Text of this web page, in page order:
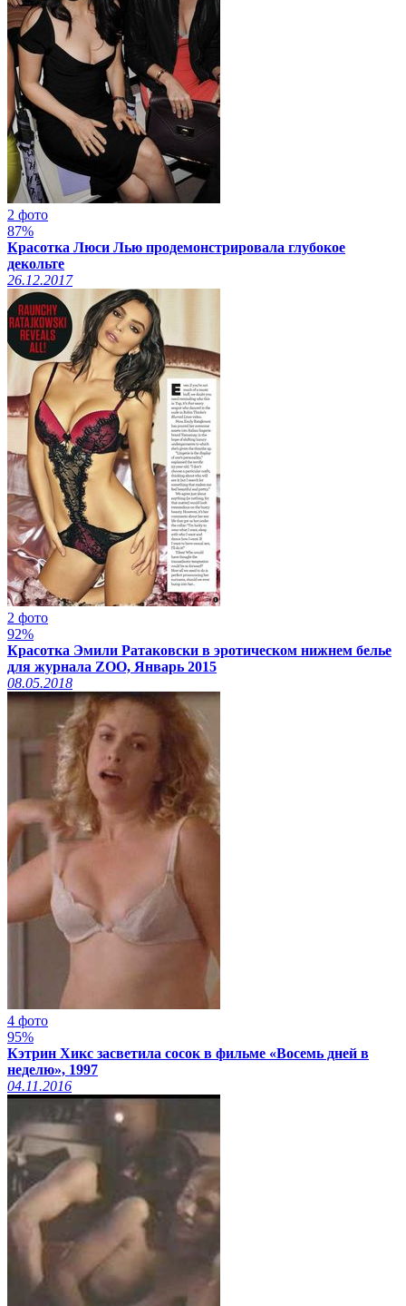
2 фото
87%
Красотка Люси Лью продемонстрировала глубокое
декольте
26.12.2017
2 фото
92%
Красотка Эмили Ратаковски в эротическом нижнем белье
для журнала ZOO, Январь 2015
08.05.2018
4 фото
95%
Кэтрин Хикс засветила сосок в фильме «Восемь дней в
неделю», 1997
04.11.2016